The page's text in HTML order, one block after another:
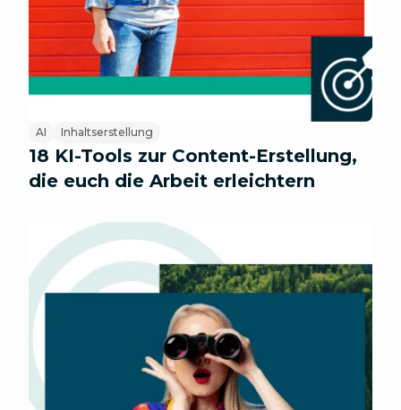
AI Inhaltserstellung
18 KI-Tools zur Content-Erstellung,
die euch die Arbeit erleichtern